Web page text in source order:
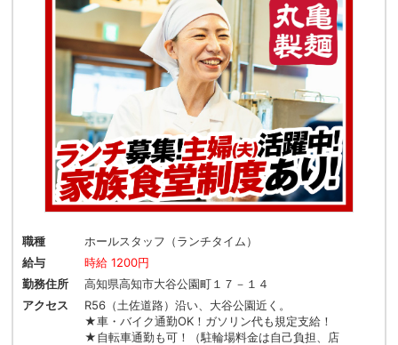
職種
ホールスタッフ（ランチタイム）
給与
時給 1200円
勤務住所
高知県高知市大谷公園町１７－１４
アクセス
R56（土佐道路）沿い、大谷公園近く。
★車・バイク通勤OK！ガソリン代も規定支給！
★自転車通勤も可！（駐輪場料金は自己負担、店